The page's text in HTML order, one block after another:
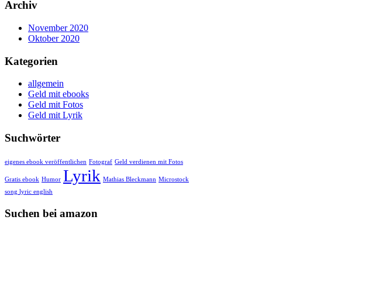
Archiv
November 2020
Oktober 2020
Kategorien
allgemein
Geld mit ebooks
Geld mit Fotos
Geld mit Lyrik
Suchwörter
eigenes ebook veröffentlichen Fotograf Geld verdienen mit Fotos
Gratis ebook Humor Lyrik Mathias Bleckmann Microstock
song lyric english
Suchen bei amazon